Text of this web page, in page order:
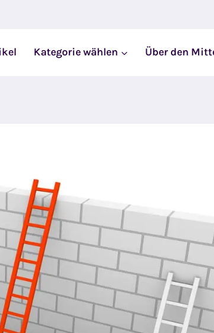
Kategorie wählen Über den